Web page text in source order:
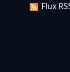
Flux